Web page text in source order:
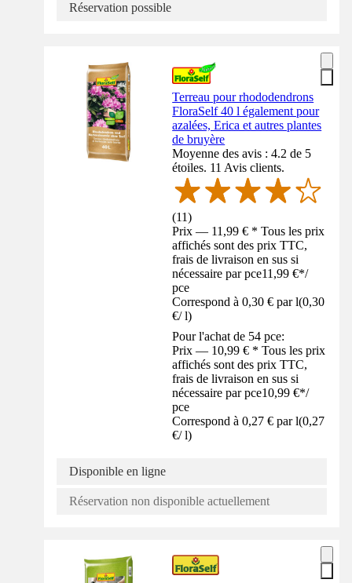
Réservation possible
Terreau pour rhododendrons
FloraSelf 40 l également pour
azalées, Erica et autres plantes
de bruyère
Moyenne des avis : 4.2 de 5
étoiles. 11 Avis clients.
(11)
Prix — 11,99 € * Tous les prix
affichés sont des prix TTC,
frais de livraison en sus si
nécessaire par pce11,99 €*/
pce
Correspond à 0,30 € par l(0,30
€/ l)
Pour l'achat de 54 pce:
Prix — 10,99 € * Tous les prix
affichés sont des prix TTC,
frais de livraison en sus si
nécessaire par pce10,99 €*/
pce
Correspond à 0,27 € par l(0,27
€/ l)
Disponible en ligne
Réservation non disponible actuellement